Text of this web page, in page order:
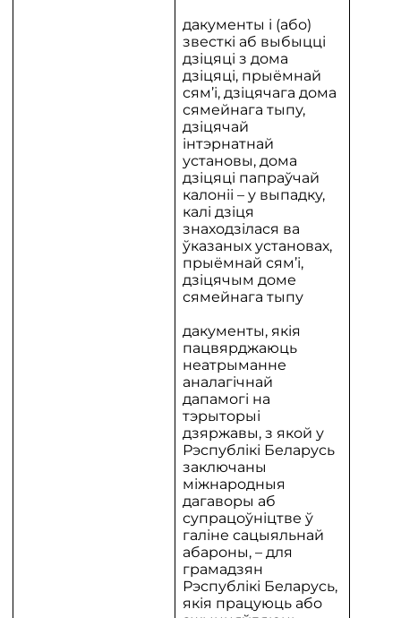
дакументы і (або)
звесткі аб выбыцці
дзіцяці з дома
дзіцяці, прыёмнай
сям’і, дзіцячага дома
сямейнага тыпу,
дзіцячай
інтэрнатнай
установы, дома
дзіцяці папраўчай
калоніі – у выпадку,
калі дзіця
знаходзілася ва
ўказаных установах,
прыёмнай сям’і,
дзіцячым доме
сямейнага тыпу
дакументы, якія
пацвярджаюць
неатрыманне
аналагічнай
дапамогі на
тэрыторыі
дзяржавы, з якой у
Рэспублікі Беларусь
заключаны
міжнародныя
дагаворы аб
супрацоўніцтве ў
галіне сацыяльнай
абароны, – для
грамадзян
Рэспублікі Беларусь,
якія працуюць або